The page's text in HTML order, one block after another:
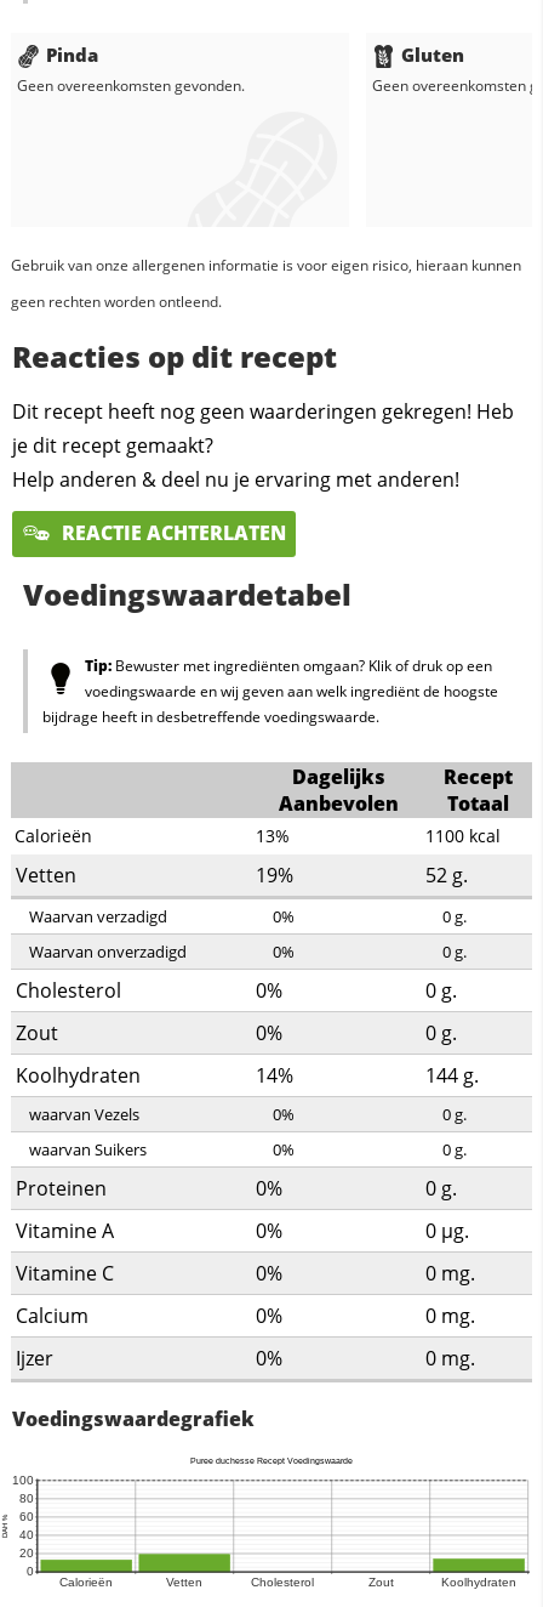
Pinda
Geen overeenkomsten gevonden.
Gluten
Geen overeenkomsten
Gebruik van onze allergenen informatie is voor eigen risico, hieraan kunnen
geen rechten worden ontleend.
Reacties op dit recept
Dit recept heeft nog geen waarderingen gekregen! Heb
je dit recept gemaakt?
Help anderen & deel nu je ervaring met anderen!
REACTIE ACHTERLATEN
Voedingswaardetabel
Tip:Bewuster met ingrediënten omgaan? Klik of druk op een
voedingswaarde en wij geven aan welk ingrediënt de hoogste
bijdrage heeft in desbetreffende voedingswaarde.
Dagelijks
Aanbevolen
Recept
Totaal
Calorieën 13% 1100 kcal
Vetten 19% 52 g.
Waarvan verzadigd 0% 0g.
Waarvan onverzadigd
0% 0g.
Cholesterol 0% 0 g.
Zout
0% 0 g.
Koolhydraten
14% 144 g.
waarvan Vezels 0% 0g.
waarvan Suikers
0% 0g.
Proteinen 0% 0 g.
Vitamine A
0% 0 µg.
Vitamine C
0% 0 mg.
Calcium
0% 0 mg.
Ijzer
0% 0 mg.
Voedingswaardegrafiek